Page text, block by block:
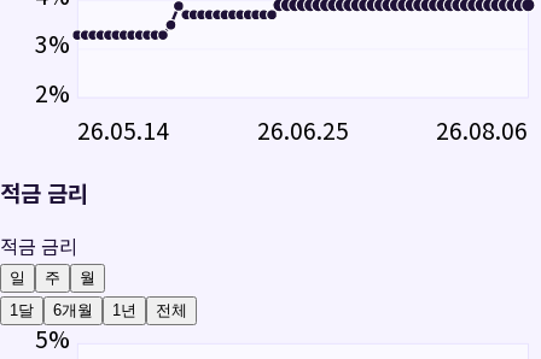
3%
2%
26.05.14
26.06.25 26.08.06
적금 금리
적금 금리
일 주
월
1달
6개월 1년 전체
5%